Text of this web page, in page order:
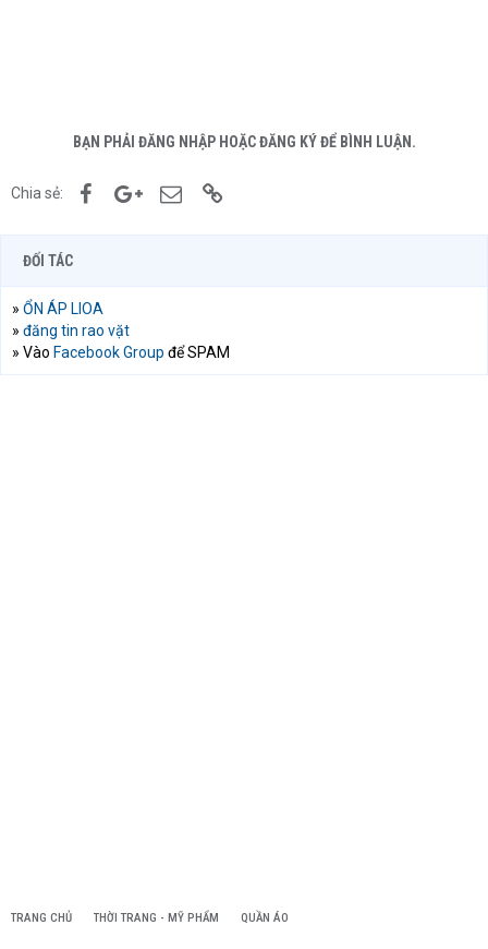
BẠN PHẢI ĐĂNG NHẬP HOẶC ĐĂNG KÝ ĐỂ BÌNH LUẬN.
Chia sẻ: FacebookGoogle+Email
ĐỐI TÁC
» ỔN ÁP LIOA
» đăng tin rao vặt
» Vào Facebook Group để SPAM
TRANG CHỦ THỜI TRANG - MỸ PHẨM QUẦN ÁO